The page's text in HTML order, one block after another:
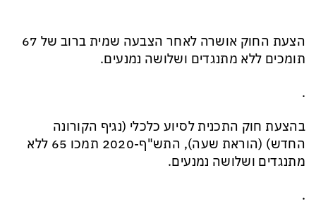
הצעת החוק אושרה לאחר הצבעה שמית ברוב של 67
תומכים ללא מתנגדים ושלושה נמנעים.
.
בהצעת חוק התכנית לסיוע כלכלי (נגיף הקורונה
החדש) (הוראת שעה), התש"ף-2020 תמכו 65 ללא
מתנגדים ושלושה נמנעים.
.